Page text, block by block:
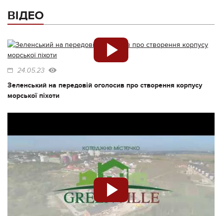
ВІДЕО
24.05.23
Зеленський на передовій оголосив про створення корпусу
морської піхоти